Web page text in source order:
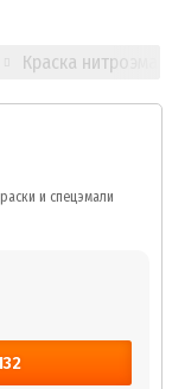
Краска
и спецэмали